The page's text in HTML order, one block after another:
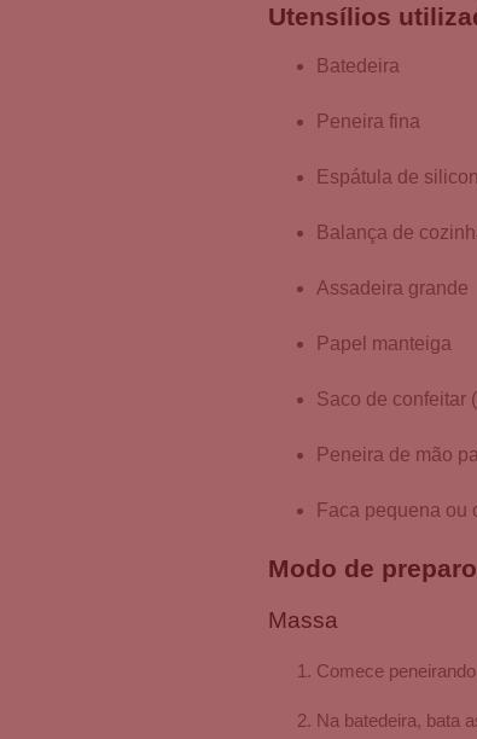
Utensílios
Batedeira
Peneira fina
Espátula de
Balança de
Assadeira grande
Papel manteiga
Saco de confeitar
Peneira de mão
Faca pequena ou
Modo de preparo
Massa
Comece
Na batedeira, bata